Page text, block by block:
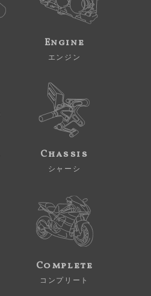
Engine
エンジン
Chassis
シャーシ
Complete
コンプリート